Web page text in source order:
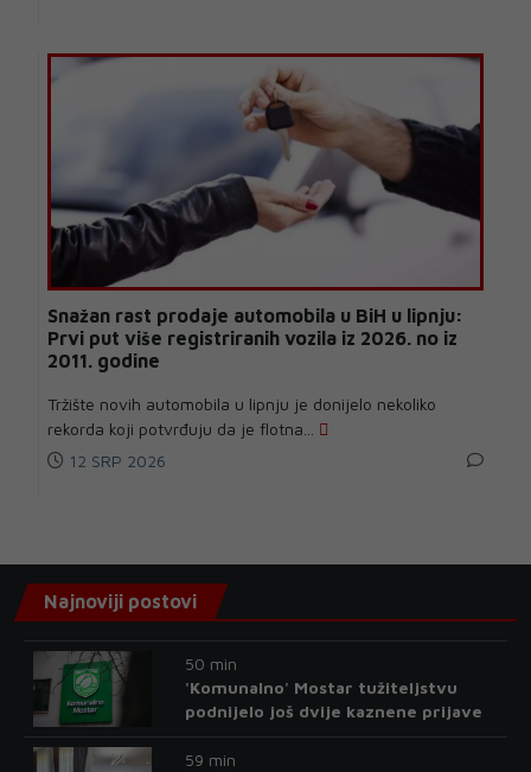
Snažan rast prodaje automobila u BiH u lipnju:
Prvi put više registriranih vozila iz 2026. no iz
2011. godine
Tržište novih automobila u lipnju je donijelo nekoliko
rekorda koji potvrđuju da je flotna...
12 SRP 2026
Najnoviji postovi
50 min
'Komunalno' Mostar tužiteljstvu
podnijelo još dvije kaznene prijave
59 min